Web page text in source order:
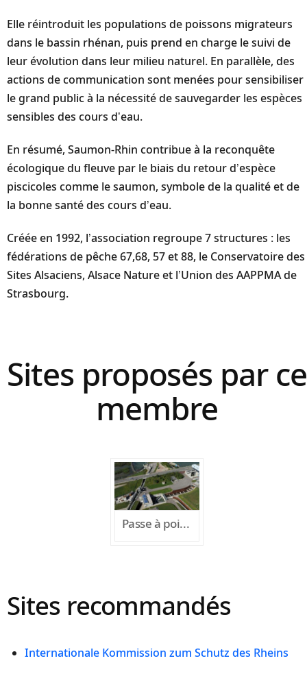
Elle réintroduit les populations de poissons migrateurs
dans le bassin rhénan, puis prend en charge le suivi de
leur évolution dans leur milieu naturel. En parallèle, des
actions de communication sont menées pour sensibiliser
le grand public à la nécessité de sauvegarder les espèces
sensibles des cours d’eau.
En résumé, Saumon-Rhin contribue à la reconquête
écologique du fleuve par le biais du retour d’espèce
piscicoles comme le saumon, symbole de la qualité et de
la bonne santé des cours d’eau.
Créée en 1992, l’association regroupe 7 structures : les
fédérations de pêche 67,68, 57 et 88, le Conservatoire des
Sites Alsaciens, Alsace Nature et l’Union des AAPPMA de
Strasbourg.
Sites proposés par ce
membre
Passe à poissons de Gambsheim
Sites recommandés
Internationale Kommission zum Schutz des Rheins